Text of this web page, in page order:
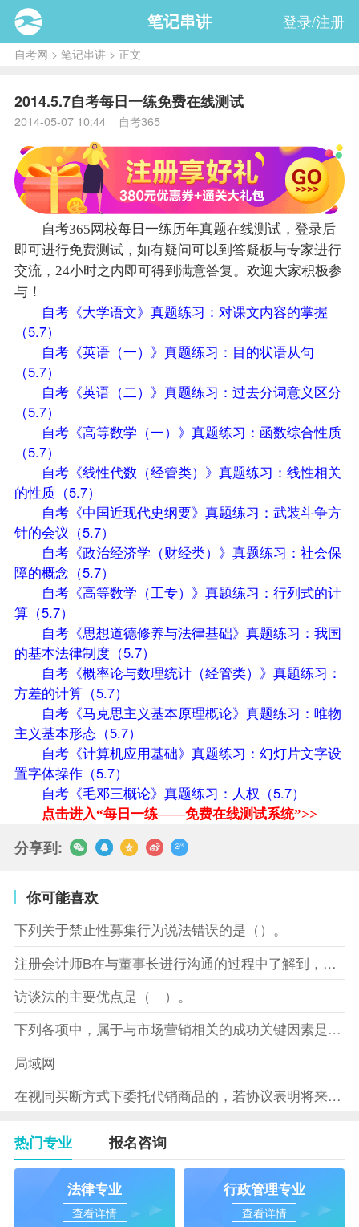
笔记串讲 登录/注册
自考网 > 笔记串讲> 正文
2014.5.7自考每日一练免费在线测试
2014-05-07 10:44 自考365
自考365网校每日一练历年真题在线测试，登录后
即可进行免费测试，如有疑问可以到答疑板与专家进行
交流，24小时之内即可得到满意答复。欢迎大家积极参
与！
自考《大学语文》真题练习：对课文内容的掌握
（5.7）
自考《英语（一）》真题练习：目的状语从句
（5.7）
自考《英语（二）》真题练习：过去分词意义区分
（5.7）
自考《高等数学（一）》真题练习：函数综合性质
（5.7）
自考《线性代数（经管类）》真题练习：线性相关
的性质（5.7）
自考《中国近现代史纲要》真题练习：武装斗争方
针的会议（5.7）
自考《政治经济学（财经类）》真题练习：社会保
障的概念（5.7）
自考《高等数学（工专）》真题练习：行列式的计
算（5.7）
自考《思想道德修养与法律基础》真题练习：我国
的基本法律制度（5.7）
自考《概率论与数理统计（经管类）》真题练习：
方差的计算（5.7）
自考《马克思主义基本原理概论》真题练习：唯物
主义基本形态（5.7）
自考《计算机应用基础》真题练习：幻灯片文字设
置字体操作（5.7）
自考《毛邓三概论》真题练习：人权（5.7）
点击进入“每日一练——免费在线测试系统”>>
分享到:
你可能喜欢
下列关于禁止性募集行为说法错误的是（）。
注册会计师B在与董事长进行沟通的过程中了解到，XYZ股份有限
访谈法的主要优点是（ ）。
下列各项中，属于与市场营销相关的成功关键因素是（）。
局域网
在视同买断方式下委托代销商品的，若协议表明将来受托方没有将商
热门专业 报名咨询
法律专业
查看详情
行政管理专业
查看详情